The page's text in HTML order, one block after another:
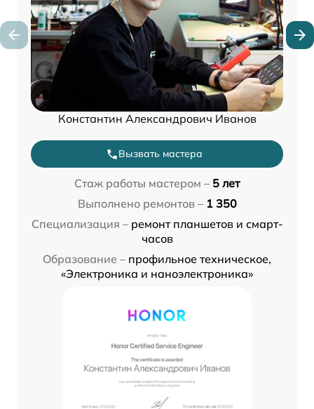
Константин Александрович Иванов
Вызвать мастера
Стаж работы мастером – 5 лет
Выполнено ремонтов – 1 350
Специализация – ремонт планшетов и смарт-
часов
Образование – профильное техническое,
«Электроника и наноэлектроника»